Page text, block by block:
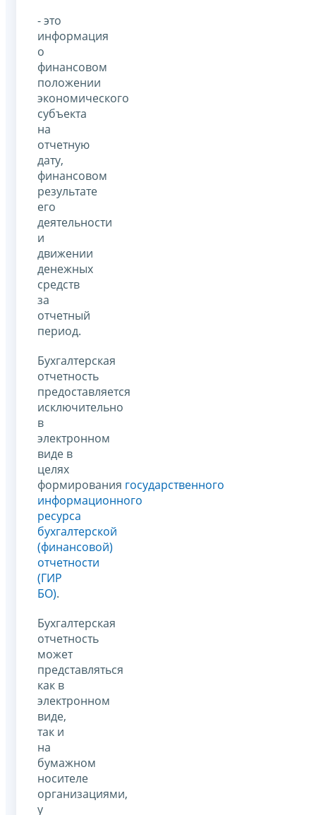
- это
информация
о
финансовом
положении
экономического
субъекта
на
отчетную
дату,
финансовом
результате
его
деятельности
и
движении
денежных
средств
за
отчетный
период.
Бухгалтерская
отчетность
предоставляется
исключительно
в
электронном
виде в
целях
формирования государственного
информационного
ресурса
бухгалтерской
(финансовой)
отчетности
(ГИР
БО).
Бухгалтерская
отчетность
может
представляться
как в
электронном
виде,
так и
на
бумажном
носителе
организациями,
у